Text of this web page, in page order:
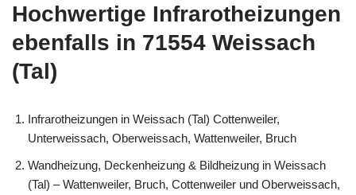
Hochwertige Infrarotheizungen
ebenfalls in 71554 Weissach
(Tal)
Infrarotheizungen in Weissach (Tal) Cottenweiler,
Unterweissach, Oberweissach, Wattenweiler, Bruch
Wandheizung, Deckenheizung & Bildheizung in Weissach
(Tal) – Wattenweiler, Bruch, Cottenweiler und Oberweissach,